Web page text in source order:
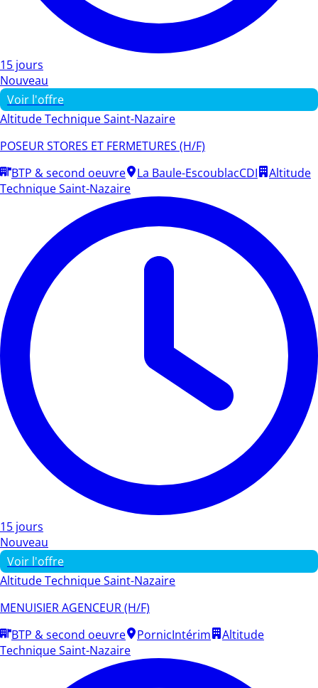
15 jours
Nouveau
Voir l'offre
Altitude Technique Saint-Nazaire
POSEUR STORES ET FERMETURES (H/F)
BTP & second oeuvre
La Baule-EscoublacCDI
Altitude
Technique Saint-Nazaire
15 jours
Nouveau
Voir l'offre
Altitude Technique Saint-Nazaire
MENUISIER AGENCEUR (H/F)
BTP & second oeuvre
PornicIntérim
Altitude
Technique Saint-Nazaire